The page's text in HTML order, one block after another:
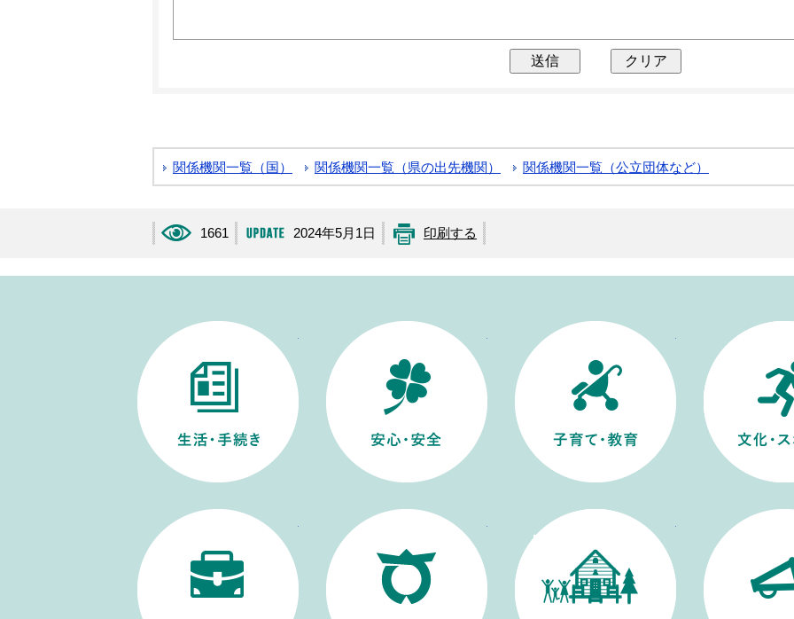
関係機関一覧（国） 関係機関一覧（県の出先機関） 関係機関一覧（公立団体など）
1661 2024年5月1日 印刷する
生活・手続き 安全・安心 子育て・教育
仕事・産業 移住・定住